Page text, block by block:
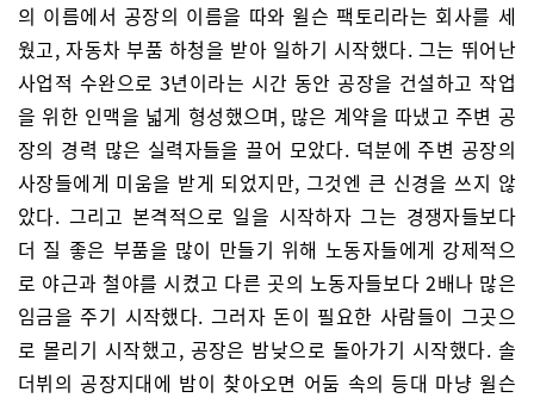
의 이름에서 공장의 이름을 따와 윌슨 팩토리라는 회사를 세
웠고, 자동차 부품 하청을 받아 일하기 시작했다. 그는 뛰어난
사업적 수완으로 3년이라는 시간 동안 공장을 건설하고 작업
을 위한 인맥을 넓게 형성했으며, 많은 계약을 따냈고 주변 공
장의 경력 많은 실력자들을 끌어 모았다. 덕분에 주변 공장의
사장들에게 미움을 받게 되었지만, 그것엔 큰 신경을 쓰지 않
았다. 그리고 본격적으로 일을 시작하자 그는 경쟁자들보다
더 질 좋은 부품을 많이 만들기 위해 노동자들에게 강제적으
로 야근과 철야를 시켰고 다른 곳의 노동자들보다 2배나 많은
임금을 주기 시작했다. 그러자 돈이 필요한 사람들이 그곳으
로 몰리기 시작했고, 공장은 밤낮으로 돌아가기 시작했다. 솔
더뷔의 공장지대에 밤이 찾아오면 어둠 속의 등대 마냥 윌슨